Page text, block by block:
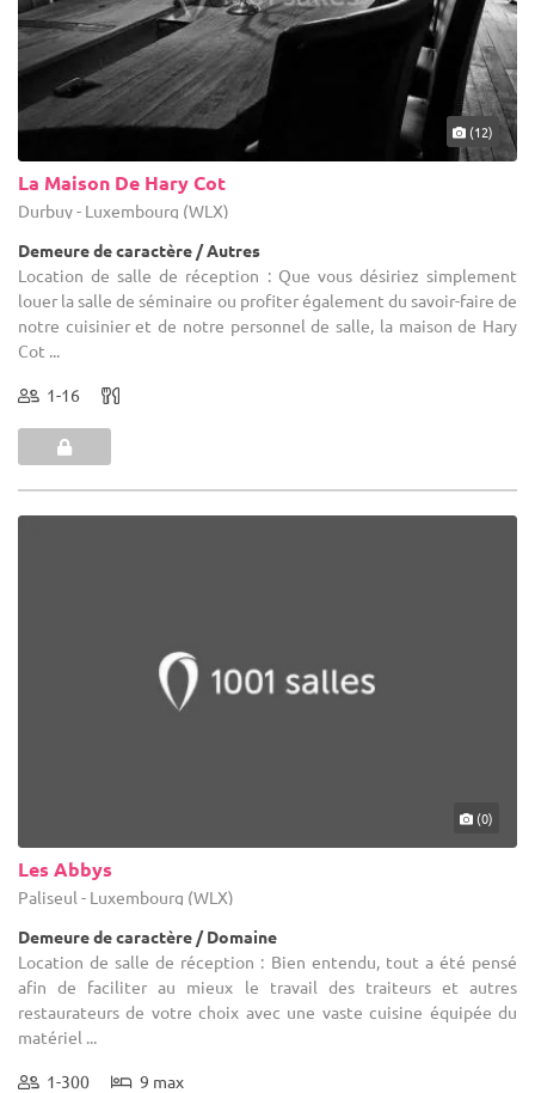
(12)
La Maison De Hary Cot
Durbuy - Luxembourg (WLX)
Demeure de caractère / Autres
Location de salle de réception : Que vous désiriez simplement
louer la salle de séminaire ou profiter également du savoir-faire de
notre cuisinier et de notre personnel de salle, la maison de Hary
Cot ...
1-16
(0)
Les Abbys
Paliseul - Luxembourg (WLX)
Demeure de caractère / Domaine
Location de salle de réception : Bien entendu, tout a été pensé
afin de faciliter au mieux le travail des traiteurs et autres
restaurateurs de votre choix avec une vaste cuisine équipée du
matériel ...
1-300 9 max